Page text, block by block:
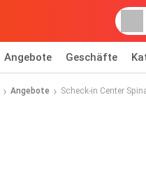
Angebote Geschäfte
Angebote Scheck-in Center